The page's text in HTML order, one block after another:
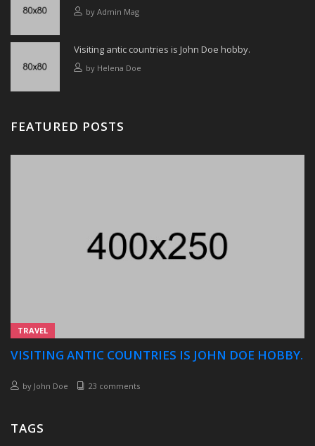
by Admin Mag
Visiting antic countries is John Doe hobby.
by Helena Doe
FEATURED POSTS
TRAVEL
VISITING ANTIC COUNTRIES IS JOHN DOE HOBBY.
by John Doe 23 comments
TAGS